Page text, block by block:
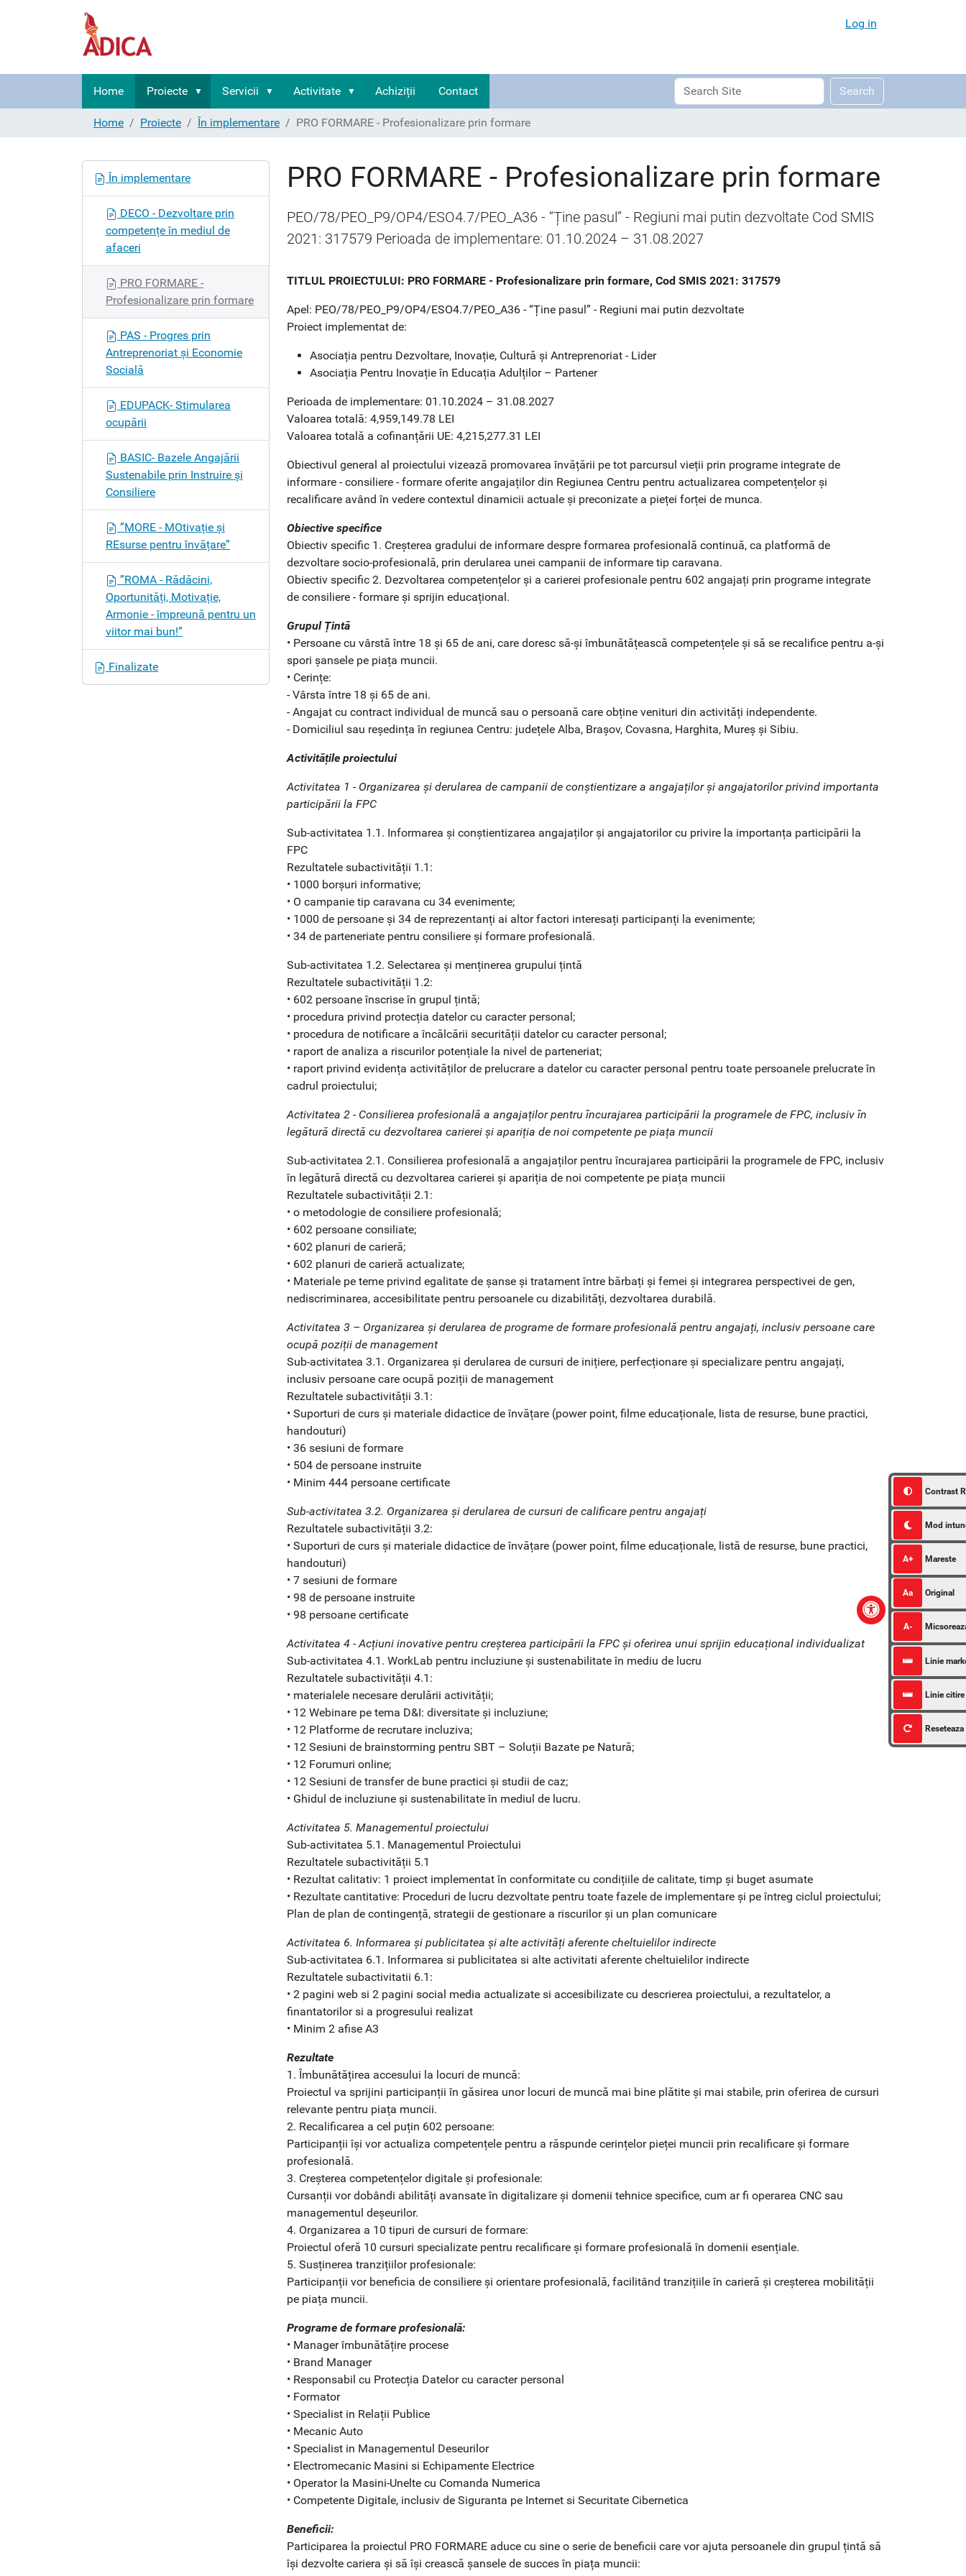
Contrast
Mod
A+ Mareste
Aa Original
A-
Linie
Linie citire
Reseteaza
Log in
Home Proiecte Servicii Activitate Achiziții Contact
Search
Site
Search
Advanced
Search…
Home
Proiecte În implementare PRO FORMARE - Profesionalizare prin formare
PRO FORMARE - Profesionalizare prin formare
PEO/78/PEO_P9/OP4/ESO4.7/PEO_A36 - “Ține pasul” - Regiuni mai putin dezvoltate Cod SMIS
2021: 317579 Perioada de implementare: 01.10.2024 – 31.08.2027
TITLUL PROIECTULUI: PRO FORMARE - Profesionalizare prin formare, Cod SMIS 2021: 317579
Apel: PEO/78/PEO_P9/OP4/ESO4.7/PEO_A36 - “Ține pasul” - Regiuni mai putin dezvoltate
Proiect implementat de:
Asociația pentru Dezvoltare, Inovație, Cultură și Antreprenoriat - Lider
Asociația Pentru Inovație în Educația Adulților – Partener
Perioada de implementare: 01.10.2024 – 31.08.2027
Valoarea totală: 4,959,149.78 LEI
Valoarea totală a cofinanțării UE: 4,215,277.31 LEI
Obiectivul general al proiectului vizează promovarea învățării pe tot parcursul vieții prin programe integrate de
informare - consiliere - formare oferite angajaților din Regiunea Centru pentru actualizarea competențelor și
recalificare având în vedere contextul dinamicii actuale și preconizate a pieței forței de munca.
Obiective specifice
Obiectiv specific 1. Creșterea gradului de informare despre formarea profesională continuă, ca platformă de
dezvoltare socio-profesională, prin derularea unei campanii de informare tip caravana.
Obiectiv specific 2. Dezvoltarea competențelor și a carierei profesionale pentru 602 angajați prin programe integrate
de consiliere - formare și sprijin educațional.
Grupul Țintă
• Persoane cu vârstă între 18 și 65 de ani, care doresc să-și îmbunătățească competențele și să se recalifice pentru a-și
spori șansele pe piața muncii.
• Cerințe:
- Vârsta între 18 și 65 de ani.
- Angajat cu contract individual de muncă sau o persoană care obține venituri din activități independente.
- Domiciliul sau reședința în regiunea Centru: județele Alba, Brașov, Covasna, Harghita, Mureș și Sibiu.
Activitățile proiectului
Activitatea 1 - Organizarea și derularea de campanii de conștientizare a angajaților și angajatorilor privind importanta
participării la FPC
Sub-activitatea 1.1. Informarea și conștientizarea angajaților și angajatorilor cu privire la importanța participării la
FPC
Rezultatele subactivității 1.1:
• 1000 borșuri informative;
• O campanie tip caravana cu 34 evenimente;
• 1000 de persoane și 34 de reprezentanți ai altor factori interesați participanți la evenimente;
• 34 de parteneriate pentru consiliere și formare profesională.
Sub-activitatea 1.2. Selectarea și menținerea grupului țintă
Rezultatele subactivității 1.2:
• 602 persoane înscrise în grupul țintă;
• procedura privind protecția datelor cu caracter personal;
• procedura de notificare a încălcării securității datelor cu caracter personal;
• raport de analiza a riscurilor potențiale la nivel de parteneriat;
• raport privind evidența activităților de prelucrare a datelor cu caracter personal pentru toate persoanele prelucrate în
cadrul proiectului;
Activitatea 2 - Consilierea profesională a angajaților pentru încurajarea participării la programele de FPC, inclusiv în
legătură directă cu dezvoltarea carierei și apariția de noi competente pe piața muncii
Sub-activitatea 2.1. Consilierea profesională a angajaților pentru încurajarea participării la programele de FPC, inclusiv
în legătură directă cu dezvoltarea carierei și apariția de noi competente pe piața muncii
Rezultatele subactivității 2.1:
• o metodologie de consiliere profesională;
• 602 persoane consiliate;
• 602 planuri de carieră;
• 602 planuri de carieră actualizate;
• Materiale pe teme privind egalitate de șanse și tratament între bărbați și femei și integrarea perspectivei de gen,
nediscriminarea, accesibilitate pentru persoanele cu dizabilități, dezvoltarea durabilă.
Activitatea 3 – Organizarea și derularea de programe de formare profesională pentru angajați, inclusiv persoane care
ocupă poziții de management
Sub-activitatea 3.1. Organizarea și derularea de cursuri de inițiere, perfecționare și specializare pentru angajați,
inclusiv persoane care ocupă poziții de management
Rezultatele subactivității 3.1:
• Suporturi de curs și materiale didactice de învățare (power point, filme educaționale, lista de resurse, bune practici,
handouturi)
• 36 sesiuni de formare
• 504 de persoane instruite
• Minim 444 persoane certificate
Sub-activitatea 3.2. Organizarea și derularea de cursuri de calificare pentru angajați
Rezultatele subactivității 3.2:
• Suporturi de curs și materiale didactice de învățare (power point, filme educaționale, listă de resurse, bune practici,
handouturi)
• 7 sesiuni de formare
• 98 de persoane instruite
• 98 persoane certificate
Activitatea 4 - Acțiuni inovative pentru creșterea participării la FPC și oferirea unui sprijin educațional individualizat
Sub-activitatea 4.1. WorkLab pentru incluziune și sustenabilitate în mediu de lucru
Rezultatele subactivității 4.1:
• materialele necesare derulării activității;
• 12 Webinare pe tema D&I: diversitate și incluziune;
• 12 Platforme de recrutare incluziva;
• 12 Sesiuni de brainstorming pentru SBT – Soluții Bazate pe Natură;
• 12 Forumuri online;
• 12 Sesiuni de transfer de bune practici și studii de caz;
• Ghidul de incluziune și sustenabilitate în mediul de lucru.
Activitatea 5. Managementul proiectului
Sub-activitatea 5.1. Managementul Proiectului
Rezultatele subactivității 5.1
• Rezultat calitativ: 1 proiect implementat în conformitate cu condițiile de calitate, timp și buget asumate
• Rezultate cantitative: Proceduri de lucru dezvoltate pentru toate fazele de implementare și pe întreg ciclul proiectului;
Plan de plan de contingență, strategii de gestionare a riscurilor și un plan comunicare
Activitatea 6. Informarea și publicitatea și alte activități aferente cheltuielilor indirecte
Sub-activitatea 6.1. Informarea si publicitatea si alte activitati aferente cheltuielilor indirecte
Rezultatele subactivitatii 6.1:
• 2 pagini web si 2 pagini social media actualizate si accesibilizate cu descrierea proiectului, a rezultatelor, a
finantatorilor si a progresului realizat
• Minim 2 afise A3
Rezultate
1. Îmbunătățirea accesului la locuri de muncă:
Proiectul va sprijini participanții în găsirea unor locuri de muncă mai bine plătite și mai stabile, prin oferirea de cursuri
relevante pentru piața muncii.
2. Recalificarea a cel puțin 602 persoane:
Participanții își vor actualiza competențele pentru a răspunde cerințelor pieței muncii prin recalificare și formare
profesională.
3. Creșterea competențelor digitale și profesionale:
Cursanții vor dobândi abilități avansate în digitalizare și domenii tehnice specifice, cum ar fi operarea CNC sau
managementul deșeurilor.
4. Organizarea a 10 tipuri de cursuri de formare:
Proiectul oferă 10 cursuri specializate pentru recalificare și formare profesională în domenii esențiale.
5. Susținerea tranzițiilor profesionale:
Participanții vor beneficia de consiliere și orientare profesională, facilitând tranzițiile în carieră și creșterea mobilității
pe piața muncii.
Programe de formare profesională:
• Manager îmbunătățire procese
• Brand Manager
• Responsabil cu Protecția Datelor cu caracter personal
• Formator
• Specialist in Relații Publice
• Mecanic Auto
• Specialist in Managementul Deseurilor
• Electromecanic Masini si Echipamente Electrice
• Operator la Masini-Unelte cu Comanda Numerica
• Competente Digitale, inclusiv de Siguranta pe Internet si Securitate Cibernetica
Beneficii:
Participarea la proiectul PRO FORMARE aduce cu sine o serie de beneficii care vor ajuta persoanele din grupul țintă să
își dezvolte cariera și să își crească șansele de succes în piața muncii:
În implementare
DECO - Dezvoltare prin
competențe în mediul de
afaceri
PRO FORMARE -
Profesionalizare prin formare
PAS - Progres prin
Antreprenoriat și Economie
Socială
EDUPACK- Stimularea
ocupării
BASIC- Bazele Angajării
Sustenabile prin Instruire și
Consiliere
”MORE - MOtivație și
REsurse pentru învățare”
”ROMA - Rădăcini,
Oportunități, Motivație,
Armonie - împreună pentru un
viitor mai bun!”
Finalizate